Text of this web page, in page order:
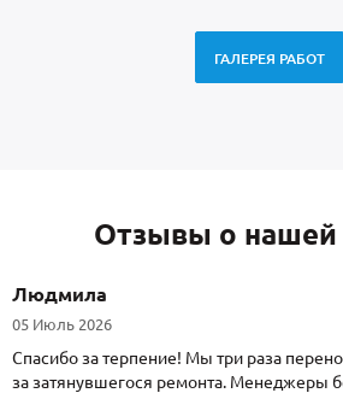
ГАЛЕРЕЯ РАБОТ
Отзывы о нашей
Людмила
05 Июль 2026
Спасибо за терпение! Мы три раза
за затянувшегося ремонта. Менеджеры